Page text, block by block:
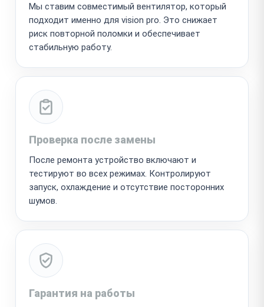
Мы ставим совместимый вентилятор, который
подходит именно для vision pro. Это снижает
риск повторной поломки и обеспечивает
стабильную работу.
Проверка после замены
После ремонта устройство включают и
тестируют во всех режимах. Контролируют
запуск, охлаждение и отсутствие посторонних
шумов.
Гарантия на работы